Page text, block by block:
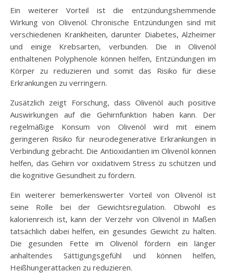
Ein weiterer Vorteil ist die entzündungshemmende
Wirkung von Olivenöl. Chronische Entzündungen sind mit
verschiedenen Krankheiten, darunter Diabetes, Alzheimer
und einige Krebsarten, verbunden. Die in Olivenöl
enthaltenen Polyphenole können helfen, Entzündungen im
Körper zu reduzieren und somit das Risiko für diese
Erkrankungen zu verringern.
Zusätzlich zeigt Forschung, dass Olivenöl auch positive
Auswirkungen auf die Gehirnfunktion haben kann. Der
regelmäßige Konsum von Olivenöl wird mit einem
geringeren Risiko für neurodegenerative Erkrankungen in
Verbindung gebracht. Die Antioxidantien im Olivenöl können
helfen, das Gehirn vor oxidativem Stress zu schützen und
die kognitive Gesundheit zu fördern.
Ein weiterer bemerkenswerter Vorteil von Olivenöl ist
seine Rolle bei der Gewichtsregulation. Obwohl es
kalorienreich ist, kann der Verzehr von Olivenöl in Maßen
tatsächlich dabei helfen, ein gesundes Gewicht zu halten.
Die gesunden Fette im Olivenöl fördern ein länger
anhaltendes Sättigungsgefühl und können helfen,
Heißhungerattacken zu reduzieren.